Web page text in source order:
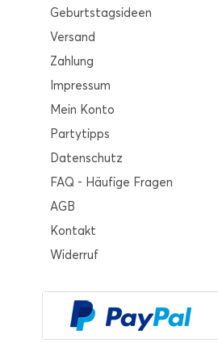
Geburtstagsideen
Versand
Zahlung
Impressum
Mein Konto
Partytipps
Datenschutz
FAQ - Häufige Fragen
AGB
Kontakt
Widerruf